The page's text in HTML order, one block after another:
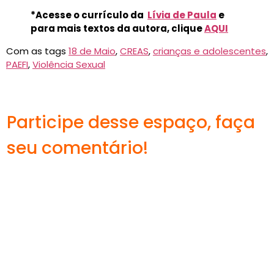
*Acesse o currículo da Lívia de Paula e
para mais textos da autora,cliqueAQUI
Com as tags 18 de Maio,CREAS,crianças e adolescentes,
PAEFI,Violência Sexual
Participe desse espaço, faça
seu comentário!